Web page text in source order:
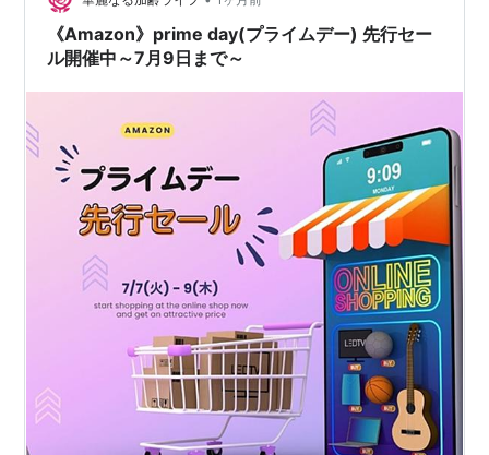
《Amazon》prime day(プライムデー) 先行セー
ル開催中～7月9日まで～